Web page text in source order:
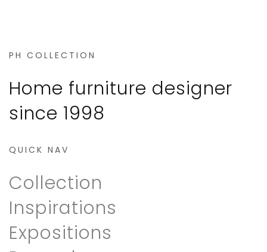
PH COLLECTION
Home furniture designer
since 1998
QUICK NAV
Collection
Inspirations
Expositions